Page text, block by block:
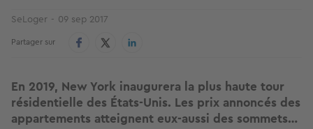
SeLoger 09 sep 2017
Partager sur
En 2019, New York inaugurera la plus haute tour
résidentielle des États-Unis. Les prix annoncés des
appartements atteignent eux-aussi des sommets…